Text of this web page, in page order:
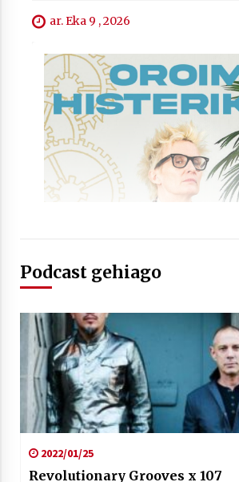
ar. Eka 9 , 2026
Podcast gehiago
2022/01/25
Revolutionary Grooves x 107